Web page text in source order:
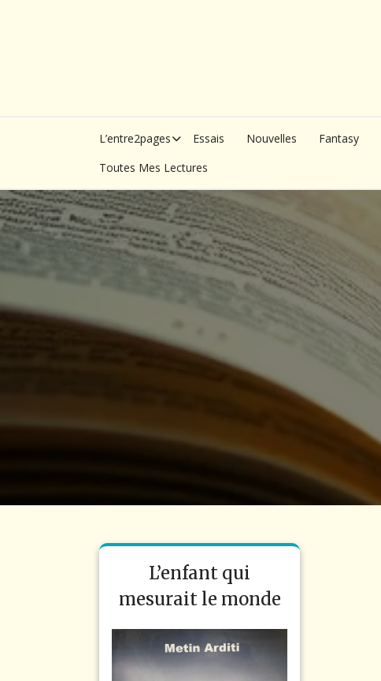
L’entre2pages Essais Nouvelles Fantasy
Toutes Mes Lectures
L’enfant qui
mesurait le monde